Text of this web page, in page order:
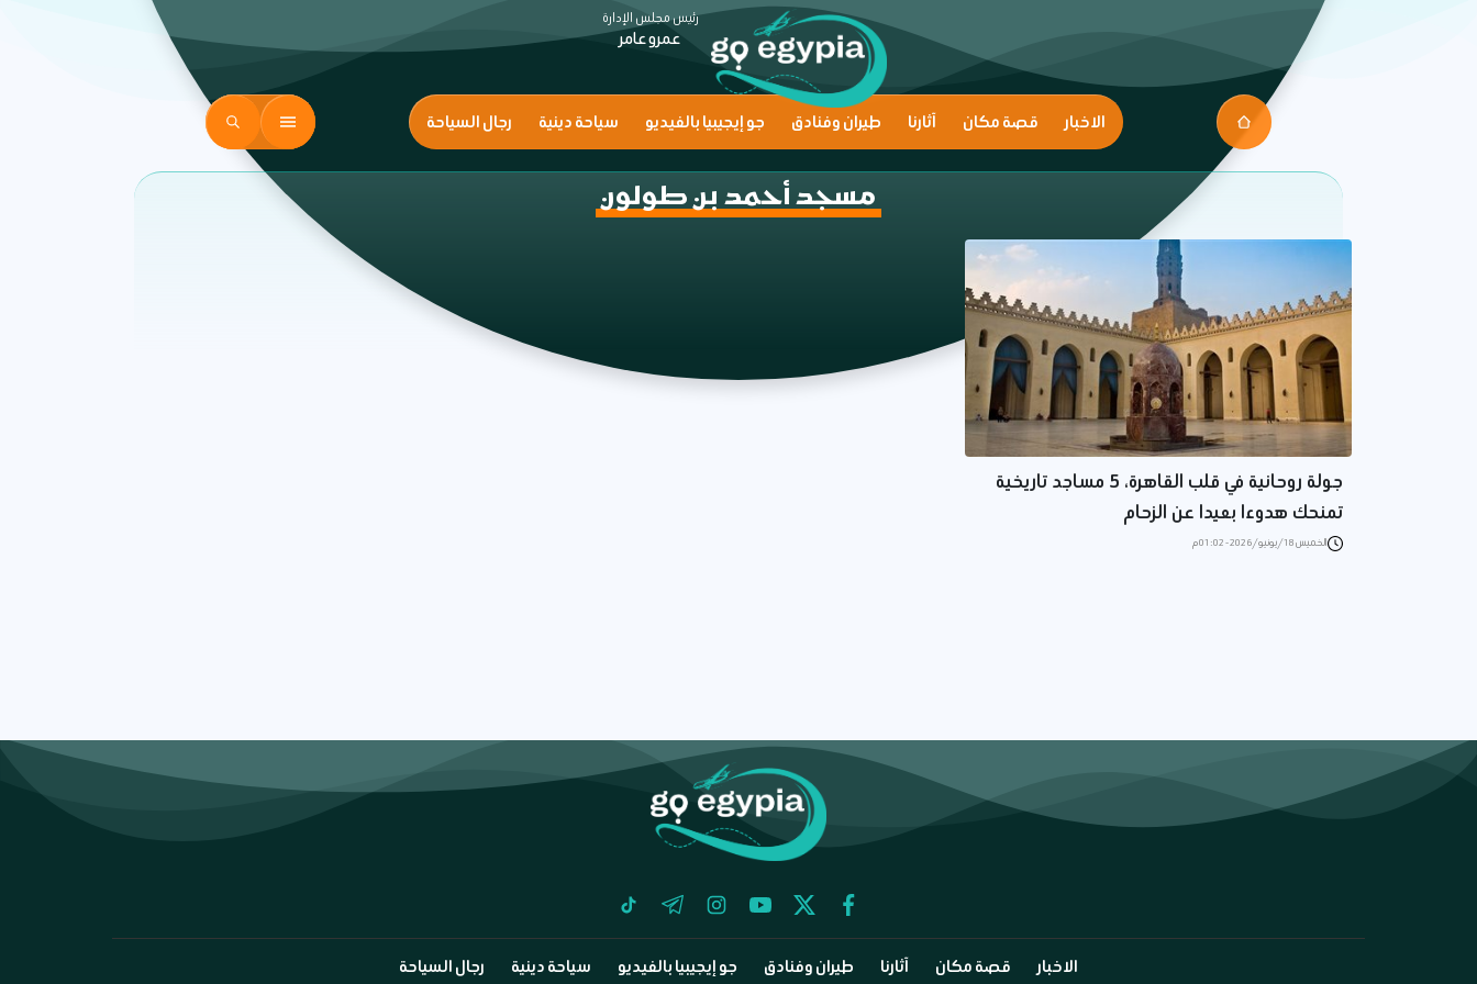
رئيس مجلس الإدارة
عمرو عامر
الاخبار قصة مكان آثارنا طيران وفنادق جو إيجيبيا بالفيديو سياحة دينية رجال السياحة
مسجد أحمد بن طولون
جولة روحانية في قلب القاهرة، 5 مساجد تاريخية
تمنحك هدوءا بعيدا عن الزحام
الخميس 18/يونيو/2026 - 01:02 م
facebook
twitter
youtube
instagram
telegram
tiktok
الاخبار قصة مكان آثارنا طيران وفنادق جو إيجيبيا بالفيديو سياحة دينية رجال السياحة